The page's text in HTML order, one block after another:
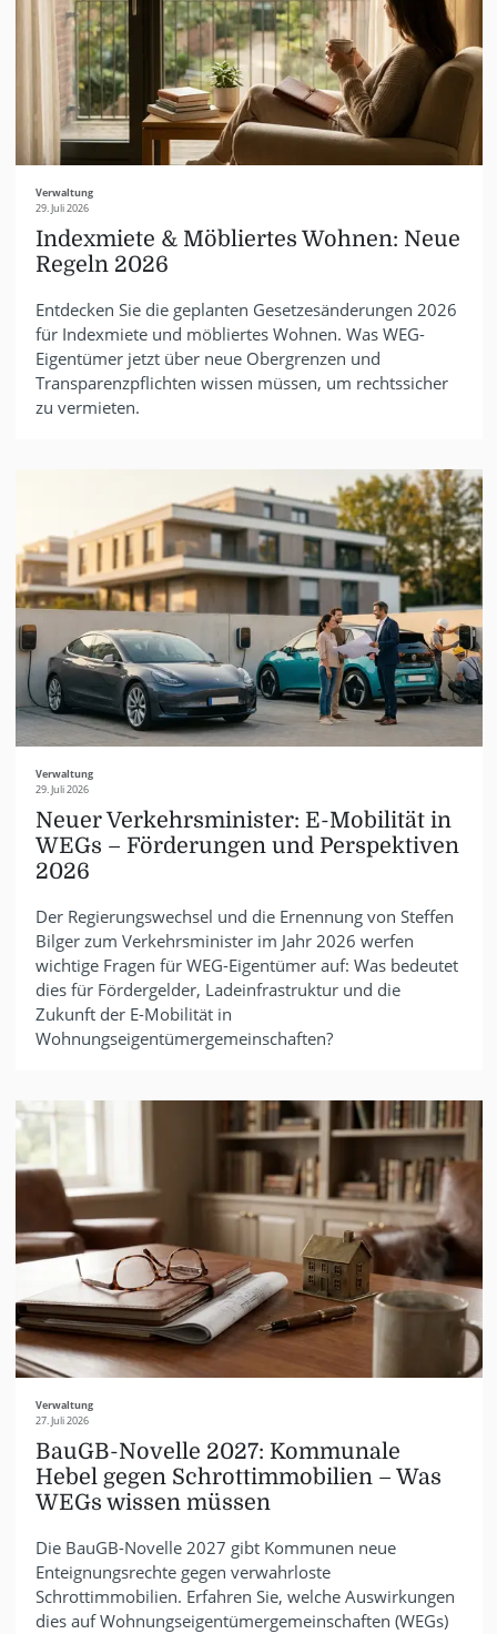
Verwaltung
29. Juli 2026
Indexmiete & Möbliertes Wohnen: Neue
Regeln 2026
Entdecken Sie die geplanten Gesetzesänderungen 2026
für Indexmiete und möbliertes Wohnen. Was WEG-
Eigentümer jetzt über neue Obergrenzen und
Transparenzpflichten wissen müssen, um rechtssicher
zu vermieten.
Verwaltung
29. Juli 2026
Neuer Verkehrsminister: E-Mobilität in
WEGs – Förderungen und Perspektiven
2026
Der Regierungswechsel und die Ernennung von Steffen
Bilger zum Verkehrsminister im Jahr 2026 werfen
wichtige Fragen für WEG-Eigentümer auf: Was bedeutet
dies für Fördergelder, Ladeinfrastruktur und die
Zukunft der E-Mobilität in
Wohnungseigentümergemeinschaften?
Verwaltung
27. Juli 2026
BauGB-Novelle 2027: Kommunale
Hebel gegen Schrottimmobilien – Was
WEGs wissen müssen
Die BauGB-Novelle 2027 gibt Kommunen neue
Enteignungsrechte gegen verwahrloste
Schrottimmobilien. Erfahren Sie, welche Auswirkungen
dies auf Wohnungseigentümergemeinschaften (WEGs)